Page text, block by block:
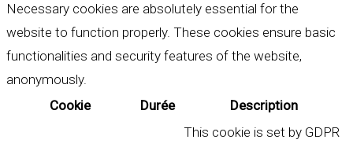
Necessary cookies are absolutely essential for the
website to function properly. These cookies ensure basic
functionalities and security features of the website,
anonymously.
Cookie
Durée Description
This cookie is set by GDPR